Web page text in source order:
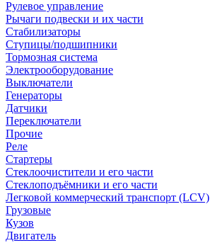
Рулевое управление
Рычаги подвески и их части
Стабилизаторы
Ступицы/подшипники
Тормозная система
Электрооборудование
Выключатели
Генераторы
Датчики
Переключатели
Прочие
Реле
Стартеры
Стеклоочистители и его части
Стеклоподъёмники и его части
Легковой коммерческий транспорт (LCV)
Грузовые
Кузов
Двигатель